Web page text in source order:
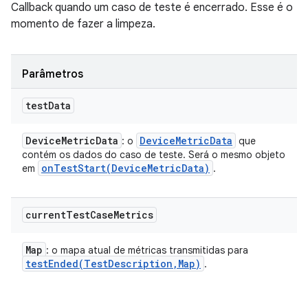
Callback quando um caso de teste é encerrado. Esse é o
momento de fazer a limpeza.
Parâmetros
testData
DeviceMetricData : o DeviceMetricData que
contém os dados do caso de teste. Será o mesmo objeto
em
onTestStart(DeviceMetricData) .
currentTestCaseMetrics
Map : o mapa atual de métricas transmitidas para
testEnded(TestDescription , Map) .